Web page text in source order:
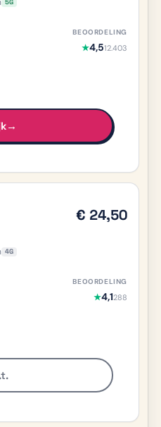
5G
★4,512.403
→
4G
€ 24,50
meer info
★4,1288